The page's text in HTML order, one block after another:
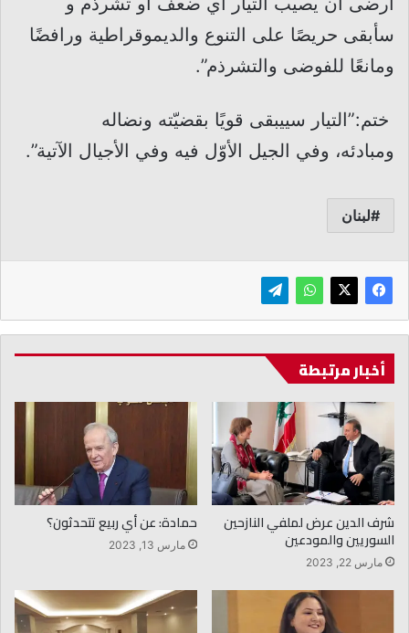
سأبقى حريصًا على التنوع والديموقراطية ورافضًا
ومانعًا للفوضى والتشرذم”.
ختم:”التيار سييبقى قويًا بقضيّته ونضاله
ومبادئه، وفي الجيل الأوّل فيه وفي الأجيال الآتية”.
لبنان
أخبار مرتبطة
شرف الدين عرض لملفي النازحين
السوريين والمودعين
مارس 22, 2023
حمادة: عن أي ربيع تتحدثون؟
مارس 13, 2023